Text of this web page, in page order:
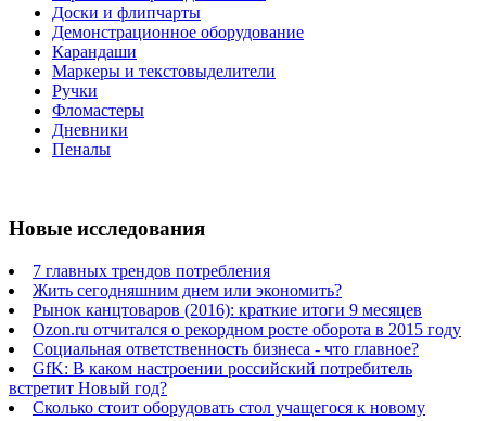
Доски и флипчарты
Демонстрационное оборудование
Карандаши
Маркеры и текстовыделители
Ручки
Фломастеры
Дневники
Пеналы
Новые исследования
7 главных трендов потребления
Жить сегодняшним днем или экономить?
Рынок канцтоваров (2016): краткие итоги 9 месяцев
Ozon.ru отчитался о рекордном росте оборота в 2015 году
Социальная ответственность бизнеса - что главное?
GfK: В каком настроении российский потребитель
встретит Новый год?
Сколько стоит оборудовать стол учащегося к новому